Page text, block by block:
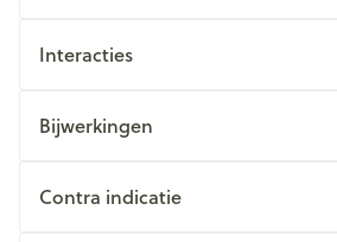
Interacties
Bijwerkingen
Contra indicatie